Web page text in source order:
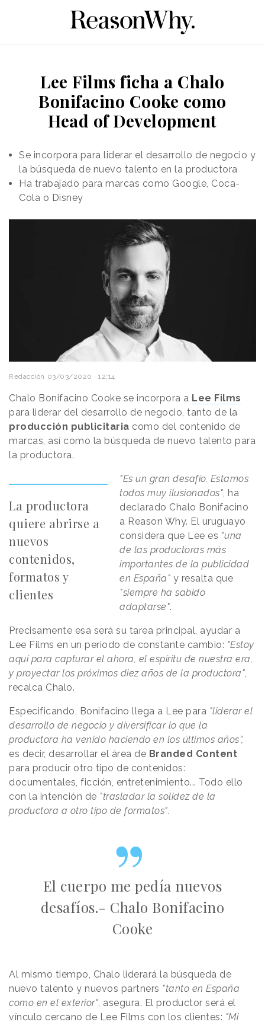
Lee Films ficha a Chalo
Bonifacino Cooke como
Head of Development
Se incorpora para liderar el desarrollo de negocio y
la búsqueda de nuevo talento en la productora
Ha trabajado para marcas como Google, Coca-
Cola o Disney
Redacción 03/03/2020 · 12:14
Chalo Bonifacino Cooke se incorpora a Lee Films
para liderar del desarrollo de negocio, tanto de la
producción publicitaria como del contenido de
marcas, así como la búsqueda de nuevo talento para
la productora.
La productora
quiere abrirse a
nuevos
contenidos,
formatos y
clientes
"Es un gran desafío. Estamos
todos muy ilusionados", ha
declarado Chalo Bonifacino
a Reason Why. El uruguayo
considera que Lee es "una
de las productoras más
importantes de la publicidad
en España" y resalta que
"siempre ha sabido
adaptarse".
Precisamente esa será su tarea principal, ayudar a
Lee Films en un periodo de constante cambio: "Estoy
aquí para capturar el ahora, el espíritu de nuestra era,
y proyectar los próximos diez años de la productora",
recalca Chalo.
Especificando, Bonifacino llega a Lee para "liderar el
desarrollo de negocio y diversificar lo que la
productora ha venido haciendo en los últimos años”,
es decir, desarrollar el área de Branded Content
para producir otro tipo de contenidos:
documentales, ficción, entretenimiento... Todo ello
con la intención de "trasladar la solidez de la
productora a otro tipo de formatos".
El cuerpo me pedía nuevos
desafíos.- Chalo Bonifacino
Cooke
Al mismo tiempo, Chalo liderará la búsqueda de
nuevo talento y nuevos partners "tanto en España
como en el exterior", asegura. El productor será el
vínculo cercano de Lee Films con los clientes: "Mi